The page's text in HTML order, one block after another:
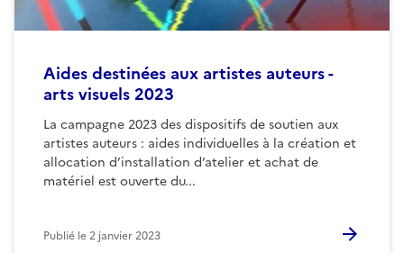
Aides destinées aux artistes auteurs -
arts visuels 2023
La campagne 2023 des dispositifs de soutien aux
artistes auteurs : aides individuelles à la création et
allocation d’installation d’atelier et achat de
matériel est ouverte du...
Publié le2 janvier 2023